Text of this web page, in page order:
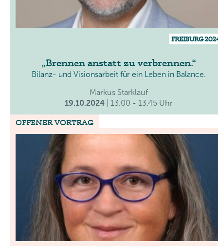
FREIBURG
Brennen anstatt zu verbrennen.
Bilanz- und Visionsarbeit für ein Leben in Balance.
Markus Starklauf
19.10.2024
| 13.00 - 13.45 Uhr
OFFENER VORTRAG